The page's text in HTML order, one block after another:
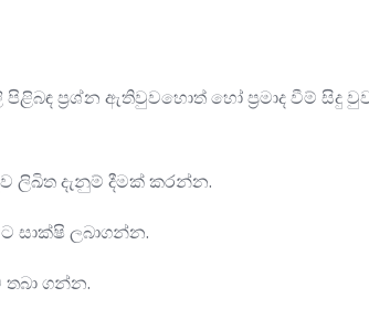
ප්‍රශ්න ඇතිවුවහොත් හෝ ප්‍රමාද වීම් සිදු
ලිඛිත දැනුම් දීමක් කරන්න.
සාක්ෂි ලබාගන්න.
තබා ගන්න.